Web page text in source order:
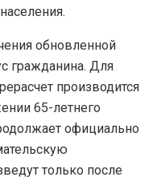
обновленной
гражданина. Для
производится
65-летнего
официально
только после